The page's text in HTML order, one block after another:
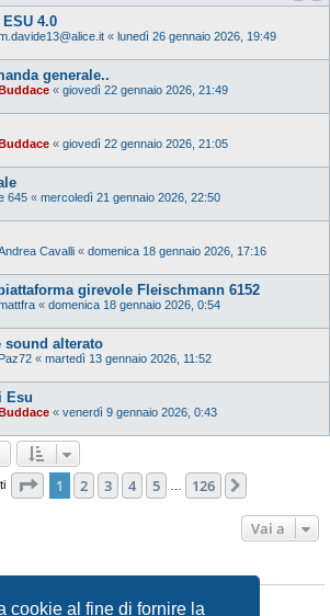
cookie al fine di fornire la
4.0
« lunedì 26 gennaio 2026, 19:49
generale..
« giovedì 22 gennaio 2026, 21:49
« giovedì 22 gennaio 2026, 21:05
645 « mercoledì 21 gennaio 2026, 22:50
Cavalli « domenica 18 gennaio 2026, 17:16
girevole Fleischmann 6152
« domenica 18 gennaio 2026, 0:54
sound alterato
Paz72 « martedì 13 gennaio 2026, 11:52
Esu
« venerdì 9 gennaio 2026, 0:43
Pagina di 126
1 2 3 4 5 126
Vai a